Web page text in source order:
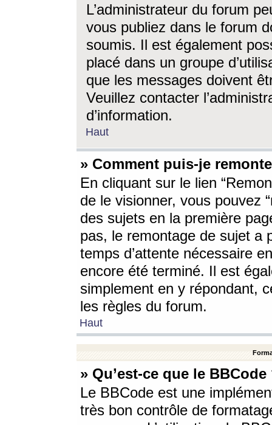
L’administrateur du forum
vous publiez dans le forum
soumis. Il est également
placé dans un groupe
que les messages doivent
Veuillez contacter
d’information.
Haut
» Comment puis-je
En cliquant sur le lien
de le visionner, vous pouvez
des sujets en la première
pas, le remontage de sujet a
temps d’attente nécessaire
encore été terminé. Il est
simplement en y répondant,
les règles du forum.
Haut
» Qu’est-ce que le BBCode
Le BBCode est une
très bon contrôle de